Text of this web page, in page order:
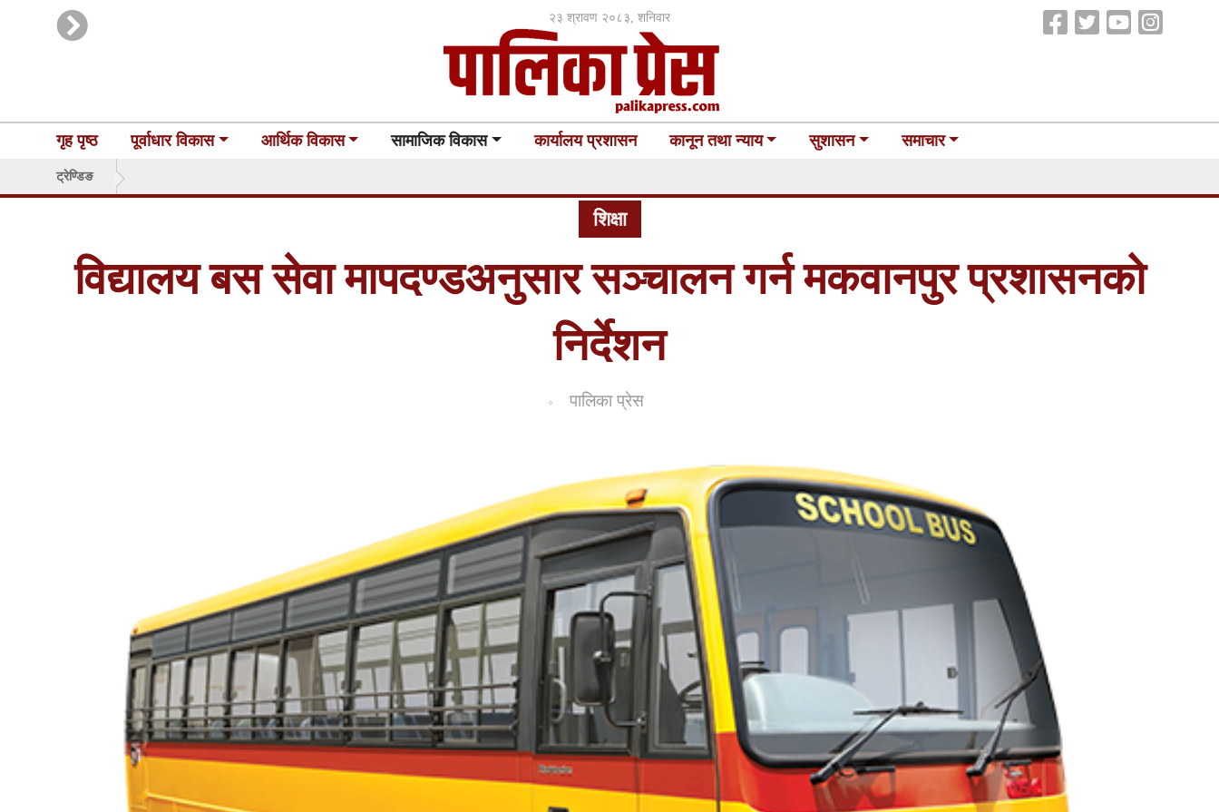
२३ श्रावण २०८३, शनिवार
गृह पृष्ठ पूर्वाधार विकास आर्थिक विकास सामाजिक विकास कार्यालय प्रशासन कानून तथा न्याय सुशासन समाचार
ट्रेण्डिङ
शिक्षा
विद्यालय बस सेवा मापदण्डअनुसार सञ्चालन गर्न मकवानपुर प्रशासनको
निर्देशन
पालिका प्रेस